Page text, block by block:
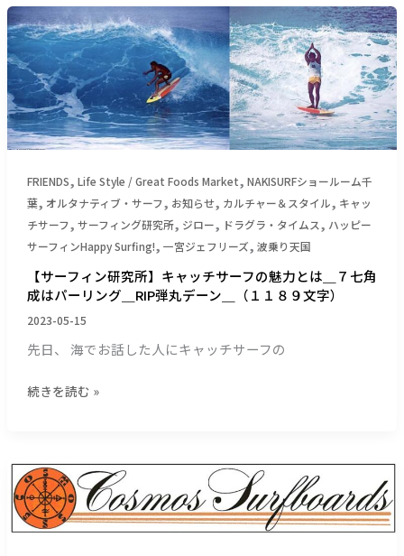
ー
マ
ン
で
ハ
ー
ビ
ー・
フ
レ
ャ
ー
個
展！
＿
ス
カ
シ
お
札
＿
（１
FRIENDS, Life Style / Great Foods Market, NAKISURFショールーム千
葉, オルタナティブ・サーフ, お知らせ, カルチャー＆スタイル, キャッ
チサーフ, サーフィング研究所, ジロー, ドラグラ・タイムス, ハッピー
サーフィンHappy Surfing!, 一宮ジェフリーズ, 波乗り天国
【サーフィン研究所】キャッチサーフの魅力とは＿７七角
成はパーリング＿RIP弾丸デーン＿（１１８９文字）
2023-05-15
先日、 海でお話した人にキャッチサーフの
【サ
ー
フ
ィ
ン
研
究
キ
ャ
ッ
チ
ー
フ
の
魅
と
七
角
成
は
続きを読む »
【サ
ー
フ
ィ